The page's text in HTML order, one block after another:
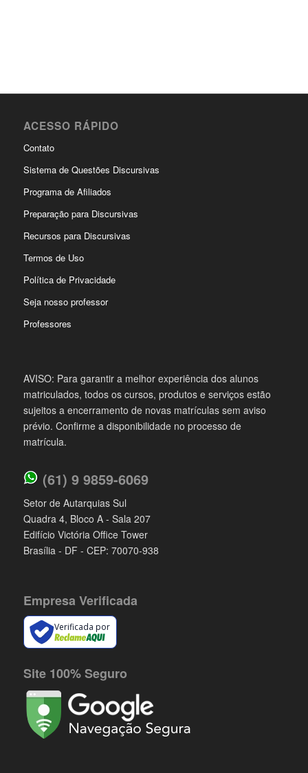
ACESSO RÁPIDO
Contato
Sistema de Questões Discursivas
Programa de Afiliados
Preparação para Discursivas
Recursos para Discursivas
Termos de Uso
Política de Privacidade
Seja nosso professor
Professores
AVISO: Para garantir a melhor experiência dos alunos
matriculados, todos os cursos, produtos e serviços estão
sujeitos a encerramento de novas matrículas sem aviso
prévio. Confirme a disponibilidade no processo de
matrícula.
(61) 9 9859-6069
Setor de Autarquias Sul
Quadra 4, Bloco A - Sala 207
Edifício Victória Office Tower
Brasília - DF - CEP: 70070-938
Empresa Verificada
Verificada por
Site 100% Seguro